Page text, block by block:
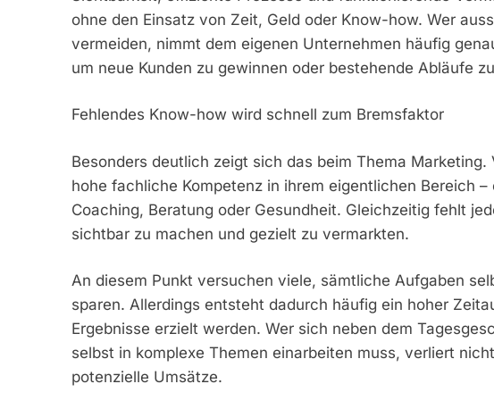
ohne den Einsatz von Zeit, Geld oder Know-how. Wer
vermeiden, nimmt dem eigenen Unternehmen häufig
um neue Kunden zu gewinnen oder bestehende Abläufe
Fehlendes Know-how wird schnell zum Bremsfaktor
Besonders deutlich zeigt sich das beim Thema
hohe fachliche Kompetenz in ihrem eigentlichen Bereich
Coaching, Beratung oder Gesundheit. Gleichzeitig fehlt
sichtbar zu machen und gezielt zu vermarkten.
An diesem Punkt versuchen viele, sämtliche Aufgaben
sparen. Allerdings entsteht dadurch häufig ein hoher
Ergebnisse erzielt werden. Wer sich neben dem
selbst in komplexe Themen einarbeiten muss, verliert
potenzielle Umsätze.